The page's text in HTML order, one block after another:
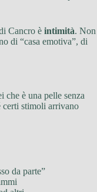
Cancro è intimità. Non
di “casa emotiva”, di
che è una pelle senza
certi stimoli arrivano
da parte”